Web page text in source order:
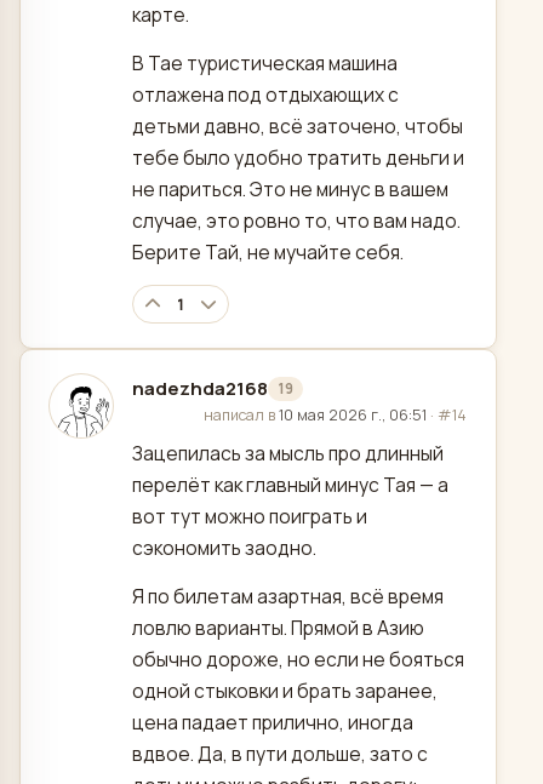
карте.
В Тае туристическая машина
отлажена под отдыхающих с
детьми давно, всё заточено, чтобы
тебе было удобно тратить деньги и
не париться. Это не минус в вашем
случае, это ровно то, что вам надо.
Берите Тай, не мучайте себя.
1
nadezhda2168 19
отредактировано
написал в10 мая 2026 г., 06:51 · #14
Зацепилась за мысль про длинный
перелёт как главный минус Тая — а
вот тут можно поиграть и
сэкономить заодно.
Я по билетам азартная, всё время
ловлю варианты. Прямой в Азию
обычно дороже, но если не бояться
одной стыковки и брать заранее,
цена падает прилично, иногда
вдвое. Да, в пути дольше, зато с